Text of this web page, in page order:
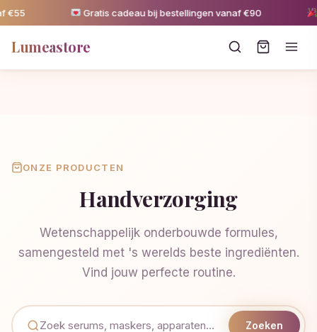
€55 Gratis cadeau bij bestellingen vanaf €90
Lumeastore
ONZE PRODUCTEN
Handverzorging
Wetenschappelijk onderbouwde formules,
samengesteld met 's werelds beste ingrediënten.
Vind jouw perfecte routine.
Zoeken